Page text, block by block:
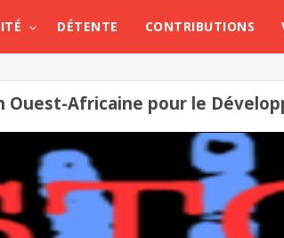
DÉTENTE CONTRIBUTIONS
Ouest-Africaine pour le